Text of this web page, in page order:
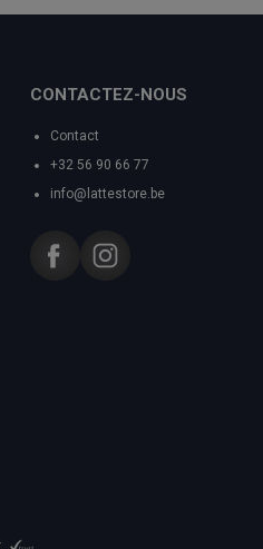
CONTACTEZ-NOUS
Contact
+32 56 90 66 77
info@lattestore.be